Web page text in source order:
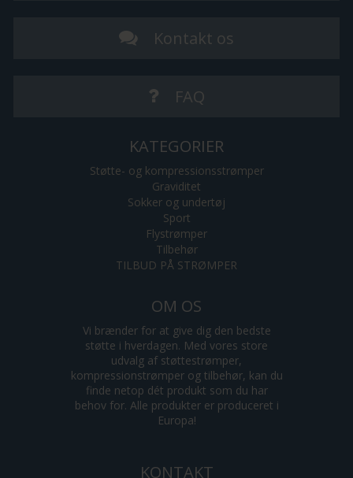
Kontakt os
FAQ
KATEGORIER
Støtte- og kompressionsstrømper
Graviditet
Sokker og undertøj
Sport
Flystrømper
Tilbehør
TILBUD PÅ STRØMPER
OM OS
Vi brænder for at give dig den bedste
støtte i hverdagen. Med vores store
udvalg af støttestrømper,
kompressionstrømper og tilbehør, kan du
finde netop dét produkt som du har
behov for. Alle produkter er produceret i
Europa!
KONTAKT